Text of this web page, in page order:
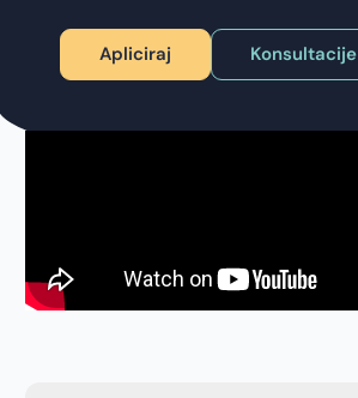
Apliciraj Konsultacije